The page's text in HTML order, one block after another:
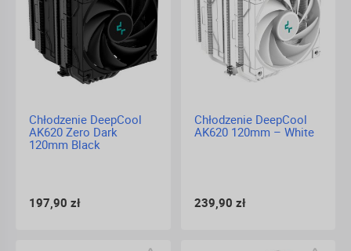
Chłodzenie DeepCool
AK620 Zero Dark
120mm Black
197,90 zł
Chłodzenie DeepCool
AK620 120mm – White
239,90 zł